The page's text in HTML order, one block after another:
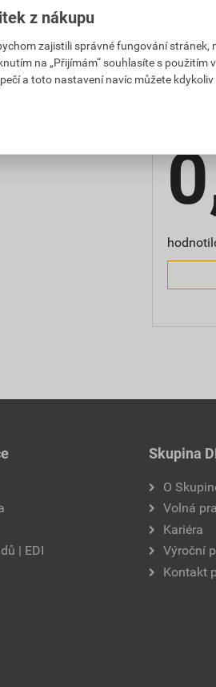
| EDI
Skupina
O
Volná
Kariéra
Výroční
Kontakt
z nákupu
zajistili správné fungování stránek,
na „Přijímám“ souhlasíte s použitím
a toto nastavení navíc můžete